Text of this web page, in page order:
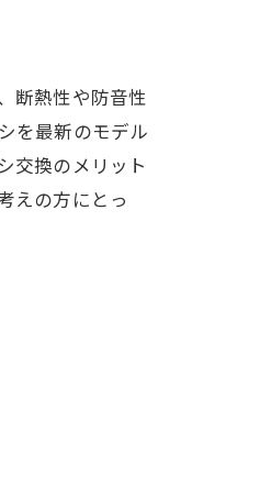
断熱性や防音性
を最新のモデル
交換のメリット
えの方にとっ